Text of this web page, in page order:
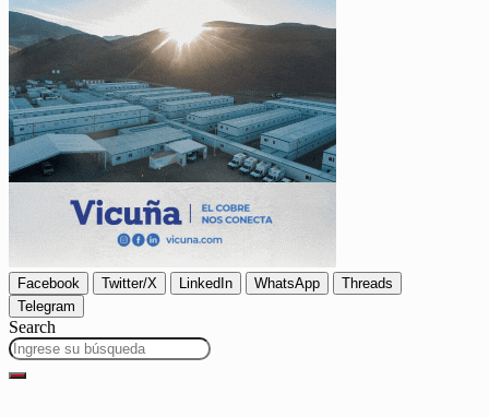
Facebook Twitter/X LinkedIn WhatsApp
Threads
Telegram
Search